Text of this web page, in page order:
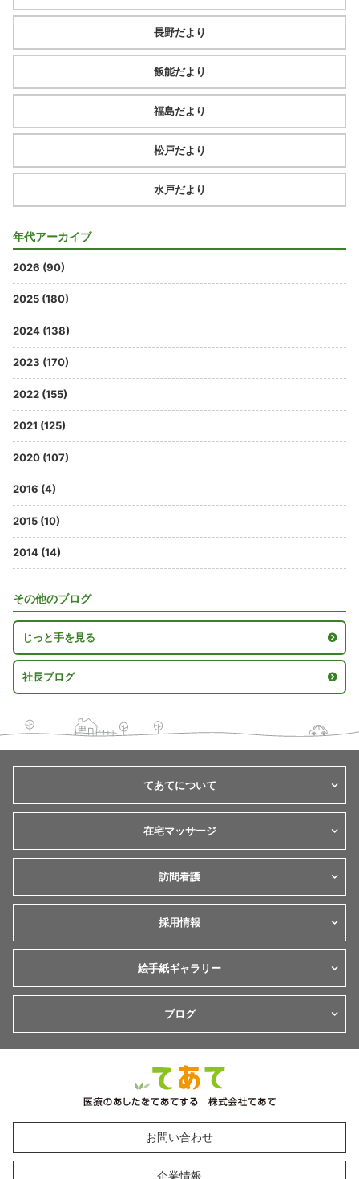
長野だより
飯能だより
福島だより
松戸だより
水戸だより
年代アーカイブ
2026 (90)
2025 (180)
2024 (138)
2023 (170)
2022 (155)
2021 (125)
2020 (107)
2016 (4)
2015 (10)
2014 (14)
その他のブログ
じっと手を見る
社長ブログ
てあてについて
在宅マッサージ
訪問看護
採用情報
絵手紙ギャラリー
ブログ
お問い合わせ
企業情報